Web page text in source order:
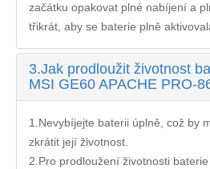
začátku opakovat plné nabíjení a
třikrát, aby se baterie plně
3.Jak prodloužit životnost
MSI GE60 APACHE PRO-
1.Nevybíjejte baterii úplně, což by
zkrátit její životnost.
2.Pro prodloužení životnosti